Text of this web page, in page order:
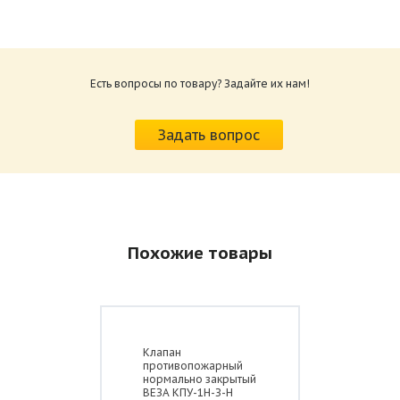
ВИНГС-М КЛОП-2.pdf
приводов КЛОП-2.pdf
Размер: 259.6 Кб
Есть вопросы по товару? Задайте их нам!
Задать вопрос
Похожие товары
Клапан
противопожарный
нормально закрытый
ВЕЗА КПУ-1Н-З-Н